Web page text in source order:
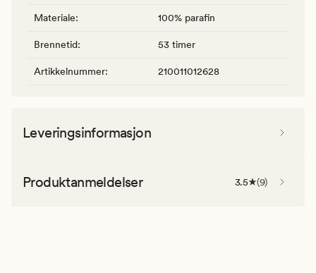
Materiale: 100% parafin
Brennetid: 53 timer
Artikkelnummer: 210011012628
Leveringsinformasjon
Produktanmeldelser 3.5 (9)